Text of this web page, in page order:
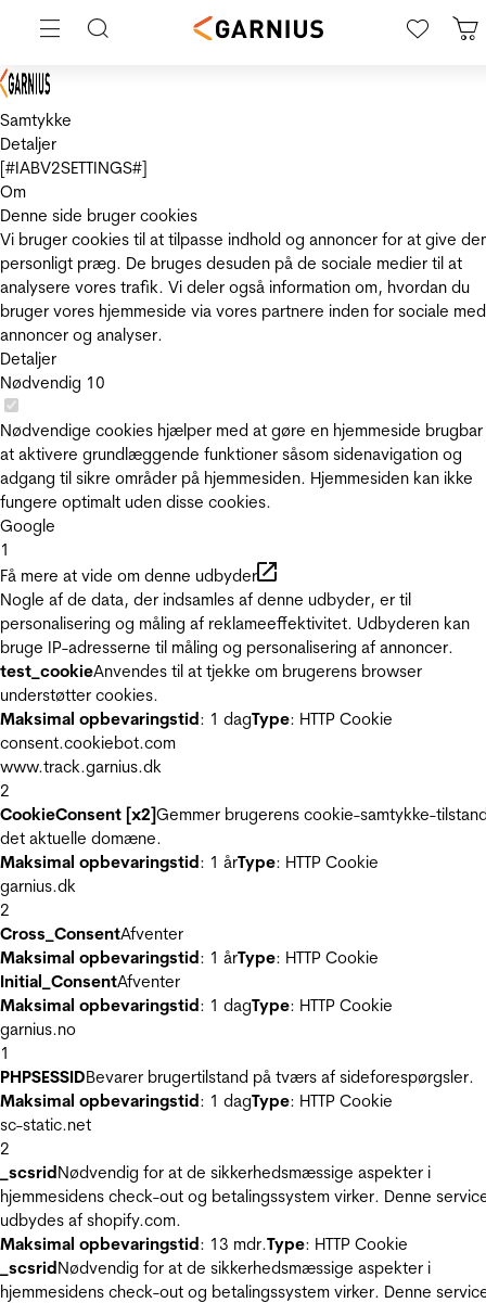
Samtykke
Detaljer
[#IABV2SETTINGS#]
Om
Denne side bruger cookies
Vi bruger cookies til at tilpasse indhold og annoncer for at give
personligt præg. De bruges desuden på de sociale medier til at
analysere vores trafik. Vi deler også information om, hvordan du
bruger vores hjemmeside via vores partnere inden for sociale
annoncer og analyser.
Detaljer
Nødvendig 10
Nødvendige cookies hjælper med at gøre en hjemmeside
at aktivere grundlæggende funktioner såsom sidenavigation og
adgang til sikre områder på hjemmesiden. Hjemmesiden kan ikke
fungere optimalt uden disse cookies.
Google
1
Få mere at vide om denne udbyder
Nogle af de data, der indsamles af denne udbyder, er til
personalisering og måling af reklameeffektivitet. Udbyderen kan
bruge IP-adresserne til måling og personalisering af annoncer.
test_cookieAnvendes til at tjekke om brugerens browser
understøtter cookies.
Maksimal opbevaringstid: 1 dagType: HTTP Cookie
consent.cookiebot.com
www.track.garnius.dk
2
CookieConsent [x2]Gemmer brugerens cookie-samtykke-
det aktuelle domæne.
Maksimal opbevaringstid: 1 årType: HTTP Cookie
garnius.dk
2
Cross_ConsentAfventer
Maksimal opbevaringstid: 1 årType: HTTP Cookie
Initial_ConsentAfventer
Maksimal opbevaringstid: 1 dagType: HTTP Cookie
garnius.no
1
PHPSESSIDBevarer brugertilstand på tværs af sideforespørgsler.
Maksimal opbevaringstid: 1 dagType: HTTP Cookie
sc-static.net
2
_scsridNødvendig for at de sikkerhedsmæssige aspekter i
hjemmesidens check-out og betalingssystem virker. Denne
udbydes af shopify.com.
Maksimal opbevaringstid: 13 mdr.Type: HTTP Cookie
_scsridNødvendig for at de sikkerhedsmæssige aspekter i
hjemmesidens check-out og betalingssystem virker. Denne